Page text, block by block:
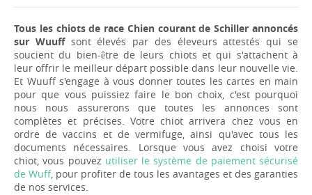
Tous les chiots de race Chien courant de Schiller annoncés
sur Wuuffsont élevés par des éleveurs attestés qui se
soucient du bien-être de leurs chiots et qui s'attachent à
leur offrir le meilleur départ possible dans leur nouvelle vie.
Et Wuuff s'engage à vous donner toutes les cartes en main
pour que vous puissiez faire le bon choix, c'est pourquoi
nous nous assurerons que toutes les annonces sont
complètes et précises. Votre chiot arrivera chez vous en
ordre de vaccins et de vermifuge, ainsi qu'avec tous les
documents nécessaires. Lorsque vous avez choisi votre
chiot, vous pouvez utiliser le système de paiement sécurisé
de Wuff, pour profiter de tous les avantages et des garanties
de nos services.